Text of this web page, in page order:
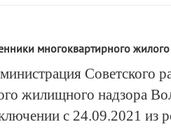
многоквартирного
Советского
жилищного надзора
с 24.09.2021 из